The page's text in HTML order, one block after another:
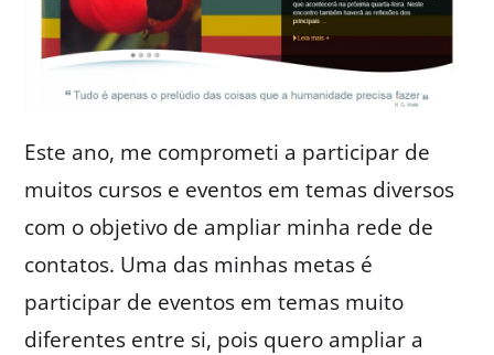
Este ano, me comprometi a participar de
muitos cursos e eventos em temas diversos
com o objetivo de ampliar minha rede de
contatos. Uma das minhas metas é
participar de eventos em temas muito
diferentes entre si, pois quero ampliar a